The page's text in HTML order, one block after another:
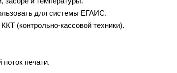
для системы ЕГАИС.
(контрольно-кассовой техники).
печати.